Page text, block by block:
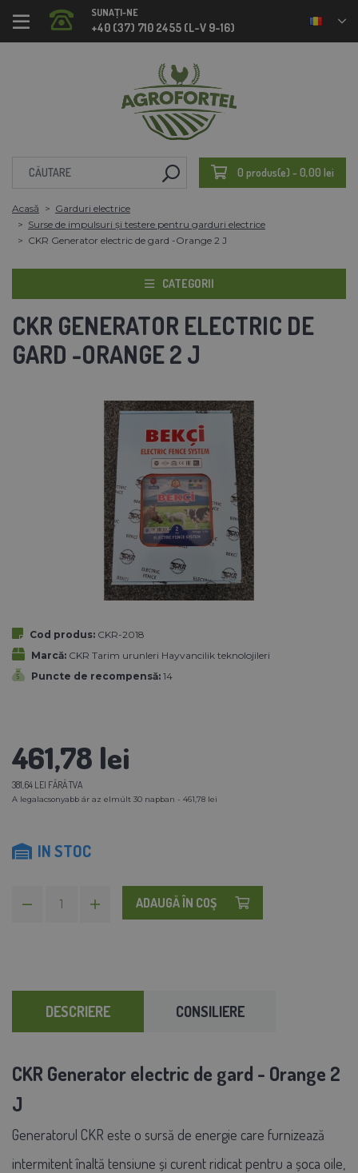
SUNAȚI-NE
+40 (37) 710 2455 (L-V 9-16)
0 produs(e) - 0,00 lei
Acasă
Garduri electrice
Surse de impulsuri și testere pentru garduri electrice
CKR Generator electric de gard -Orange 2 J
CATEGORII
CKR GENERATOR ELECTRIC DE
GARD -ORANGE 2 J
Cod produs: CKR-2018
Marcă: CKR Tarim urunleri Hayvancilik teknolojileri
Puncte de recompensă: 14
461,78 lei
381,64 LEI FĂRĂ TVA
A legalacsonyabb ár az elmúlt 30 napban - 461,78 lei
IN STOC
ADAUGĂ ÎN COŞ
DESCRIERE CONSILIERE
CKR Generator electric de gard - Orange 2
J
Generatorul CKR este o sursă de energie care furnizează
intermitent înaltă tensiune și curent ridicat pentru a șoca oile,